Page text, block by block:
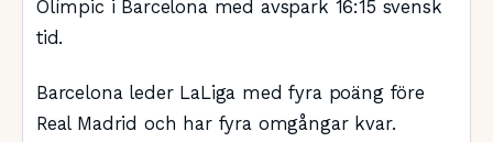
Olímpic i Barcelona med avspark 16:15 svensk
tid.
Barcelona leder LaLiga med fyra poäng före
Real Madrid och har fyra omgångar kvar.